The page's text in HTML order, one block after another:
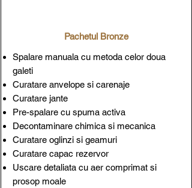
Pachetul Bronze
Spalare manuala cu metoda celor doua
galeti
Curatare anvelope si carenaje
Curatare jante
Pre-spalare cu spuma activa
Decontaminare chimica si mecanica
Curatare oglinzi si geamuri
Curatare capac rezervor
Uscare detaliata cu aer comprimat si
prosop moale